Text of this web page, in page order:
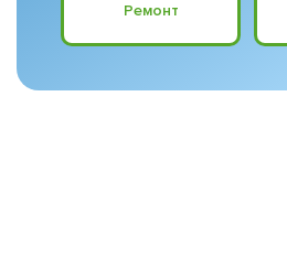
Ремонт